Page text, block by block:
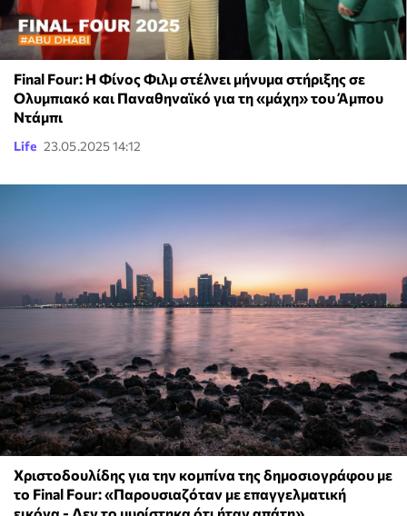
Final Four: H Φίνος Φιλμ στέλνει μήνυμα στήριξης σε
Ολυμπιακό και Παναθηναϊκό για τη «μάχη» του Άμπου
Ντάμπι
Life 23.05.2025 14:12
Χριστοδουλίδης για την κομπίνα της δημοσιογράφου με
το Final Four: «Παρουσιαζόταν με επαγγελματική